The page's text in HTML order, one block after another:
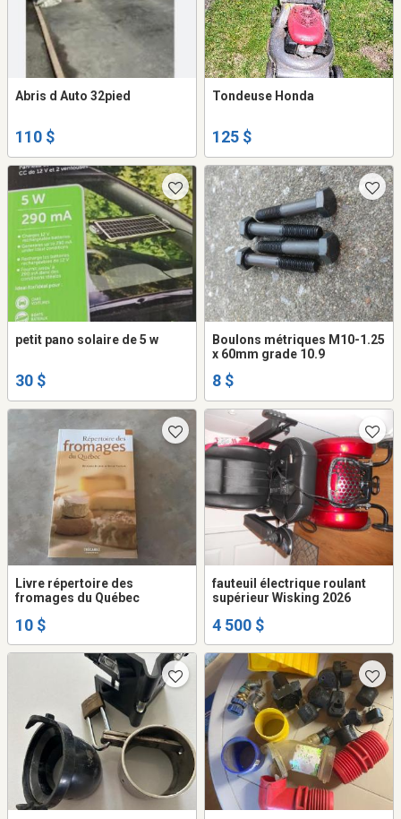
Abris d Auto 32pied
110 $
Tondeuse Honda
125 $
petit pano solaire de 5 w
30 $
Boulons métriques M10-1.25
x 60mm grade 10.9
8 $
Livre répertoire des
fromages du Québec
10 $
fauteuil électrique roulant
supérieur Wisking 2026
4 500 $